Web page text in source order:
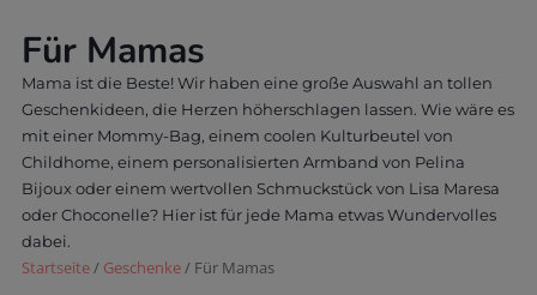
Für Mamas
Mama ist die Beste! Wir haben eine große Auswahl an tollen
Geschenkideen, die Herzen höherschlagen lassen. Wie wäre es
mit einer Mommy-Bag, einem coolen Kulturbeutel von
Childhome, einem personalisierten Armband von Pelina
Bijoux oder einem wertvollen Schmuckstück von Lisa Maresa
oder Choconelle? Hier ist für jede Mama etwas Wundervolles
dabei.
Startseite/ Geschenke/ Für Mamas